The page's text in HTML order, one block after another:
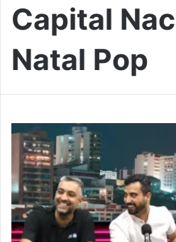
Capital
Natal Pop